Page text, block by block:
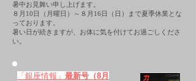
暑中お見舞い申し上げます。
８月10日（月曜日）～８月16日（日）まで夏季休業とな
っております。
​暑い日が続きますが、お体に気を付けてお過ごしくださ
い。
「銀座情報」 最新号（8月